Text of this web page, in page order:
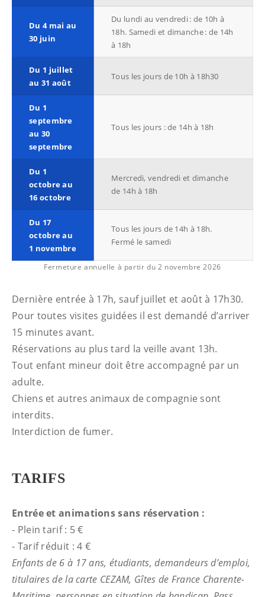
Fermeture annuelle à partir du 2 novembre 2026
Du 4 mai au
30 juin
Du lundi au vendredi : de 10h à
18h. Samedi et dimanche : de 14h
à 18h
Du 1 juillet
au 31 août
Tous les jours de 10h à 18h30
Du 1
septembre
au 30
septembre
Tous les jours : de 14h à 18h
Du 1
octobre au
16 octobre
Mercredi, vendredi et dimanche
de 14h à 18h
Du 17
octobre au
1 novembre
Tous les jours de 14h à 18h.
Fermé le samedi
Dernière entrée à 17h, sauf juillet et août à 17h30.
Pour toutes visites guidées il est demandé d’arriver
15 minutes avant.
Réservations au plus tard la veille avant 13h.
Tout enfant mineur doit être accompagné par un
adulte.
Chiens et autres animaux de compagnie sont
interdits.
Interdiction de fumer.
TARIFS
Entrée et animations sans réservation :
- Plein tarif : 5 €
- Tarif réduit : 4 €
Enfants de 6 à 17 ans, étudiants, demandeurs d’emploi,
titulaires de la carte CEZAM, Gîtes de France Charente-